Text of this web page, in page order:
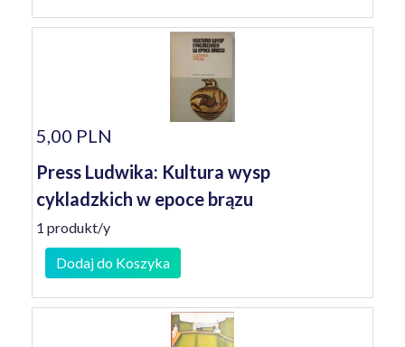
5,00 PLN
Press Ludwika: Kultura wysp
cykladzkich w epoce brązu
1 produkt/y
Dodaj do Koszyka